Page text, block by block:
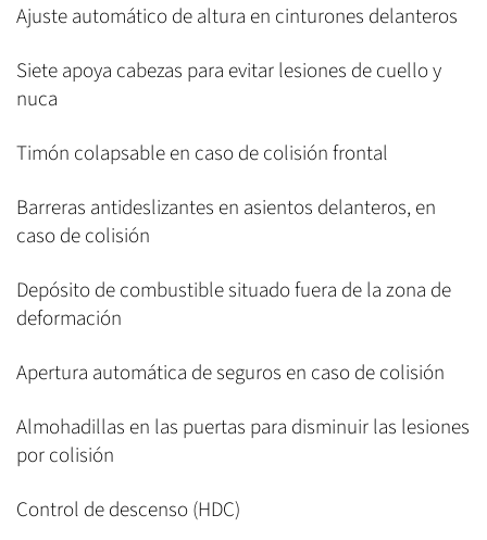
Ajuste automático de altura en cinturones delanteros
Siete apoya cabezas para evitar lesiones de cuello y
nuca
Timón colapsable en caso de colisión frontal
Barreras antideslizantes en asientos delanteros, en
caso de colisión
Depósito de combustible situado fuera de la zona de
deformación
Apertura automática de seguros en caso de colisión
Almohadillas en las puertas para disminuir las lesiones
por colisión
Control de descenso (HDC)